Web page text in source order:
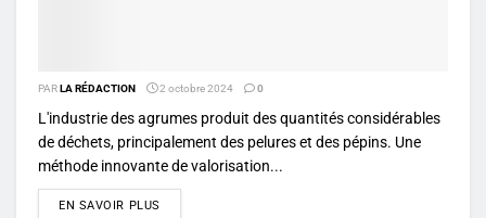
PARLA RÉDACTION 2 octobre 2024 0
L'industrie des agrumes produit des quantités considérables
de déchets, principalement des pelures et des pépins. Une
méthode innovante de valorisation...
EN SAVOIR PLUS